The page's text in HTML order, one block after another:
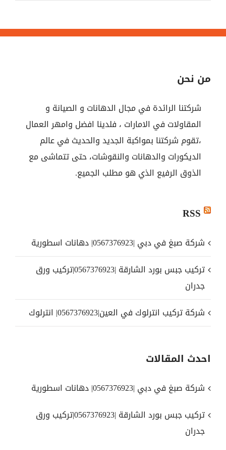
من نحن
شركتنا الرائدة في مجال الدهانات و الصيانة و
المقاولات في الامارات ، فلدينا افضل وامهر العمال
،تقوم شركتنا بمواكبة الجديد والحديث في عالم
الديكورات والدهانات والنقوشات، حتى تتماشى مع
الذوق الرفيع الذي هو مطلب الجميع.
RSS
شركة صبغ في دبي |0567376923| دهانات اسطورية
تركيب جبس بورد الشارقة |0567376923|تركيب ورق
جدران
شركة تركيب انترلوك في العين|0567376923| انترلوك
احدث المقالات
شركة صبغ في دبي |0567376923| دهانات اسطورية
تركيب جبس بورد الشارقة |0567376923|تركيب ورق
جدران